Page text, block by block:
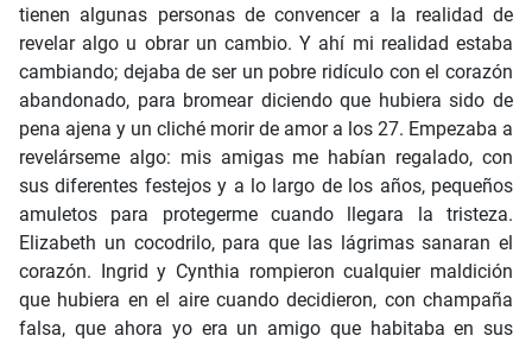
tienen algunas personas de convencer a la realidad de
revelar algo u obrar un cambio. Y ahí mi realidad estaba
cambiando; dejaba de ser un pobre ridículo con el corazón
abandonado, para bromear diciendo que hubiera sido de
pena ajena y un cliché morir de amor a los 27. Empezaba a
revelárseme algo: mis amigas me habían regalado, con
sus diferentes festejos y a lo largo de los años, pequeños
amuletos para protegerme cuando llegara la tristeza.
Elizabeth un cocodrilo, para que las lágrimas sanaran el
corazón. Ingrid y Cynthia rompieron cualquier maldición
que hubiera en el aire cuando decidieron, con champaña
falsa, que ahora yo era un amigo que habitaba en sus